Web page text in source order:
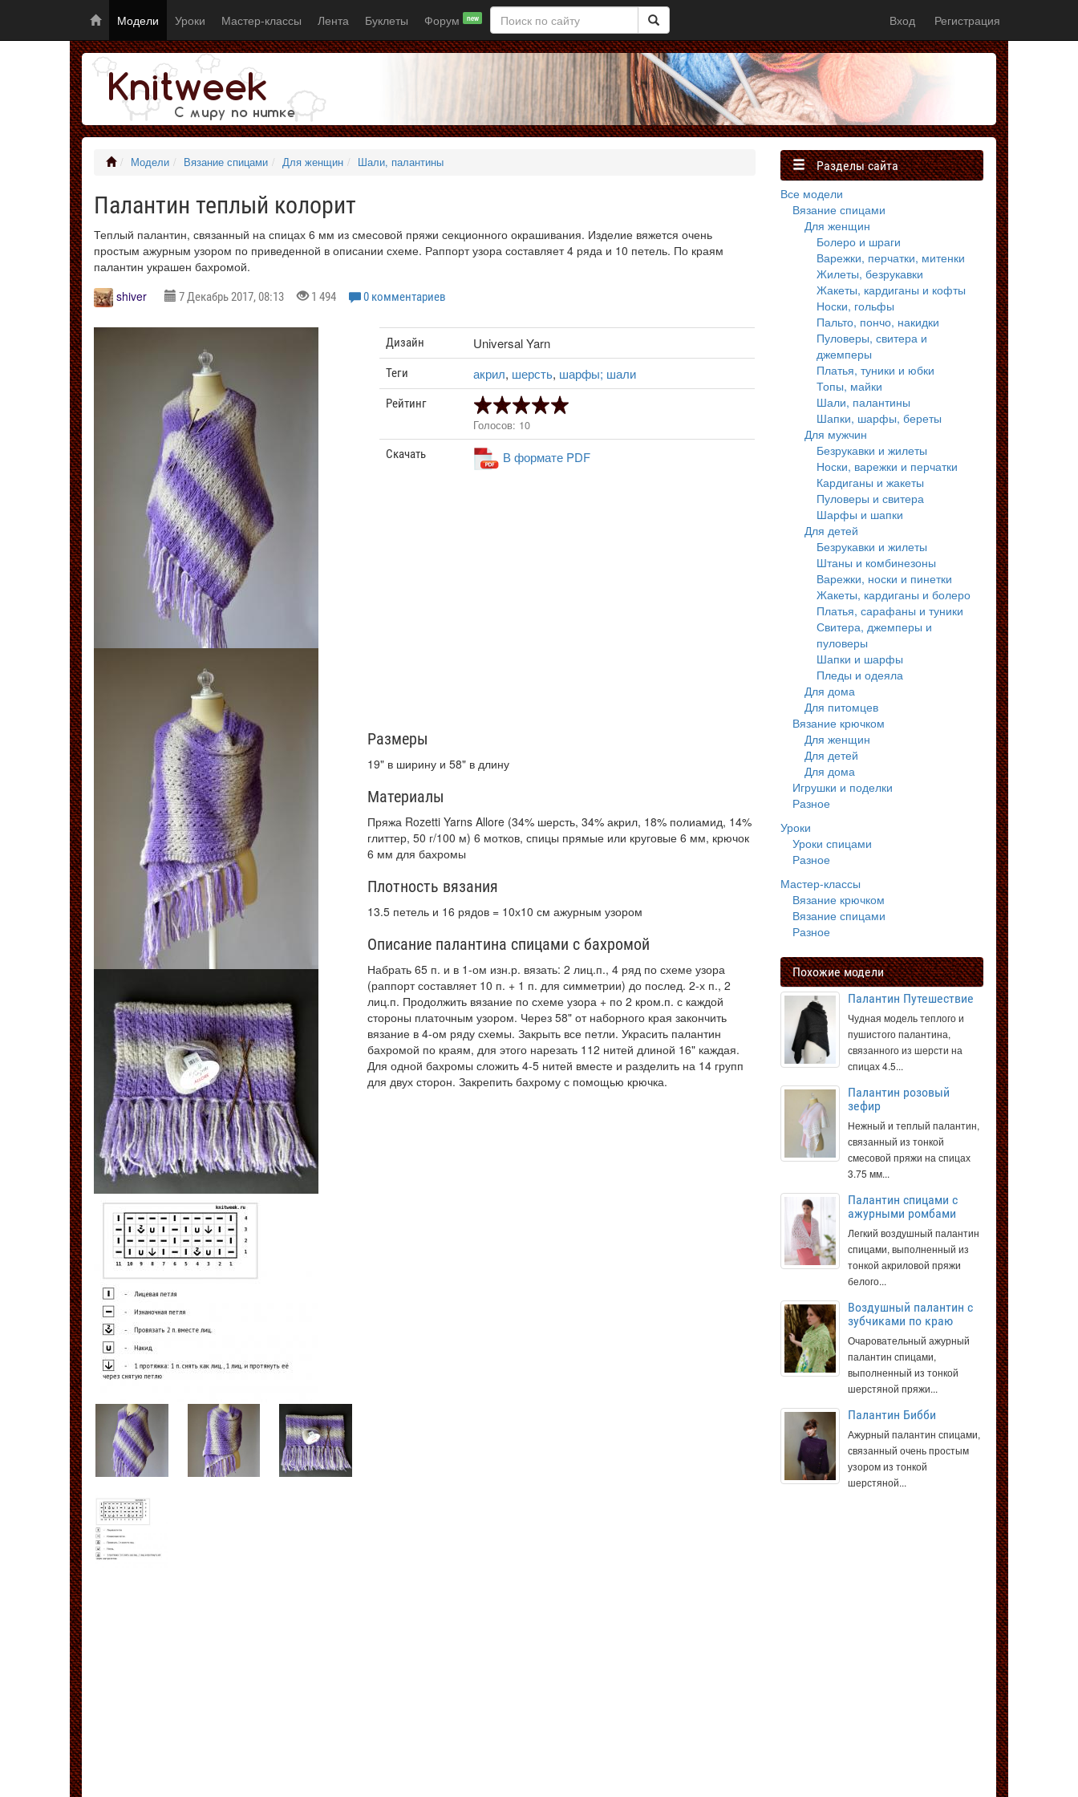
Вход Регистрация
Модели Уроки Мастер-классы Лента Буклеты Форум new
Модели Вязание спицами Для женщин Шали, палантины
Палантин теплый колорит
Теплый палантин, связанный на спицах 6 мм из смесовой пряжи секционного окрашивания. Изделие вяжется очень
простым ажурным узором по приведенной в описании схеме. Раппорт узора составляет 4 ряда и 10 петель. По краям
палантин украшен бахромой.
shiver
7 Декабрь 2017, 08:13 1 494 0 комментариев
Дизайн Universal Yarn
Теги акрил, шерсть, шарфы; шали
Рейтинг
Голосов: 10
Скачать В формате PDF
Размеры
19" в ширину и 58" в длину
Материалы
Пряжа Rozetti Yarns Allore (34% шерсть, 34% акрил, 18% полиамид, 14%
глиттер, 50 г/100 м) 6 мотков, спицы прямые или круговые 6 мм, крючок
6 мм для бахромы
Плотность вязания
13.5 петель и 16 рядов = 10х10 см ажурным узором
Описание палантина спицами с бахромой
Набрать 65 п. и в 1-ом изн.р. вязать: 2 лиц.п., 4 ряд по схеме узора
(раппорт составляет 10 п. + 1 п. для симметрии) до послед. 2-х п., 2
лиц.п. Продолжить вязание по схеме узора + по 2 кром.п. с каждой
стороны платочным узором. Через 58" от наборного края закончить
вязание в 4-ом ряду схемы. Закрыть все петли. Украсить палантин
бахромой по краям, для этого нарезать 112 нитей длиной 16" каждая.
Для одной бахромы сложить 4-5 нитей вместе и разделить на 14 групп
для двух сторон. Закрепить бахрому с помощью крючка.
Разделы сайта
Все модели
Вязание спицами
Для женщин
Болеро и шраги
Варежки, перчатки, митенки
Жилеты, безрукавки
Жакеты, кардиганы и кофты
Носки, гольфы
Пальто, пончо, накидки
Пуловеры, свитера и
джемперы
Платья, туники и юбки
Топы, майки
Шали, палантины
Шапки, шарфы, береты
Для мужчин
Безрукавки и жилеты
Носки, варежки и перчатки
Кардиганы и жакеты
Пуловеры и свитера
Шарфы и шапки
Для детей
Безрукавки и жилеты
Штаны и комбинезоны
Варежки, носки и пинетки
Жакеты, кардиганы и болеро
Платья, сарафаны и туники
Свитера, джемперы и
пуловеры
Шапки и шарфы
Пледы и одеяла
Для дома
Для питомцев
Вязание крючком
Для женщин
Для детей
Для дома
Игрушки и поделки
Разное
Уроки
Уроки спицами
Разное
Мастер-классы
Вязание крючком
Вязание спицами
Разное
Похожие модели
Палантин Путешествие
Чудная модель теплого и
пушистого палантина,
связанного из шерсти на
спицах 4.5...
Палантин розовый
зефир
Нежный и теплый палантин,
связанный из тонкой
смесовой пряжи на спицах
3.75 мм...
Палантин спицами с
ажурными ромбами
Легкий воздушный палантин
спицами, выполненный из
тонкой акриловой пряжи
белого...
Воздушный палантин с
зубчиками по краю
Очаровательный ажурный
палантин спицами,
выполненный из тонкой
шерстяной пряжи...
Палантин Бибби
Ажурный палантин спицами,
связанный очень простым
узором из тонкой
шерстяной...